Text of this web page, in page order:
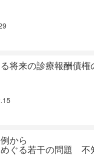
将来の診療報酬債権
から
ぐる若干の問題 不